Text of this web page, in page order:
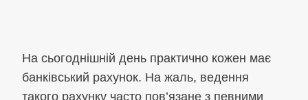
На сьогоднішній день практично кожен має
банківський рахунок. На жаль, ведення
такого рахунку часто пов’язане з певними